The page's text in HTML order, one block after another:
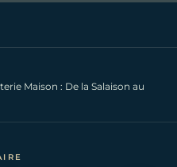
Maison : De la Salaison au